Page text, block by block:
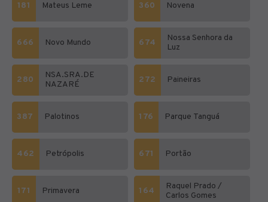
181 Mateus Leme 360 Novena
666 Novo Mundo 674
Nossa Senhora da
Luz
280
NSA.SRA.DE
NAZARÉ
272 Paineiras
387 Palotinos 176 Parque Tanguá
462 Petrópolis 671 Portão
171 Primavera 164
Raquel Prado /
Carlos Gomes